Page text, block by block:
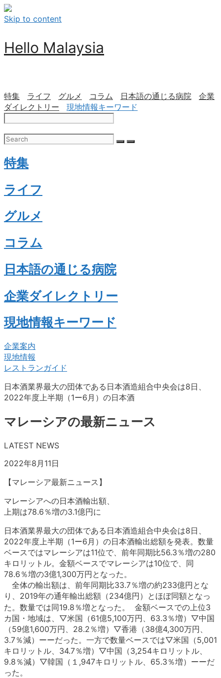
Skip to content
Hello Malaysia
特集 ライフ グルメ コラム 日本語の通じる病院
企業
ダイレクトリー
現地情報キーワード
特集
ライフ
グルメ
コラム
日本語の通じる病院
企業ダイレクトリー
現地情報キーワード
企業案内
現地情報
レストランガイド
日本酒業界最大の団体である日本酒造組合中央会は8日、
2022年度上半期（1ー6月）の日本酒
マレーシアの最新ニュース
LATEST NEWS
2022年8月11日
【マレーシア最新ニュース】
マレーシアへの日本酒輸出額、
上期は78.6％増の3.1億円に
日本酒業界最大の団体である日本酒造組合中央会は8日、
2022年度上半期（1ー6月）の日本酒輸出総額を発表。数量
ベースではマレーシアは11位で、前年同期比56.3％増の280
キロリットル。金額ベースでマレーシアは10位で、同
78.6％増の3億1,300万円となった。
全体の輸出額は、前年同期比33.7％増の約233億円とな
り、2019年の通年輸出総額（234億円）とほぼ同額となっ
た。数量では同19.8％増となった。 金額ベースでの上位3
カ国・地域は、▽米国（61億5,100万円、63.3％増）▽中国
（59億1,600万円、28.2％増）▽香港（38億4,300万円、
3.7％減）ーーだった。一方で数量ベースでは▽米国（5,001
キロリットル、34.7％増）▽中国（3,254キロリットル、
9.8％減）▽韓国（１,947キロリットル、65.3％増）ーーだ
った。